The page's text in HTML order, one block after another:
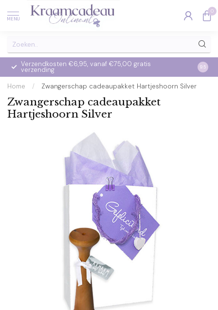
MENU
0
Verzendkosten €6,95, vanaf €75,00 gratis
verzending
Op
9.5
Home / Zwangerschap cadeaupakket Hartjeshoorn Silver
Zwangerschap cadeaupakket
Hartjeshoorn Silver